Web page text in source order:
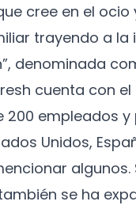
cree en el ocio
trayendo a la
denominada
cuenta con el
empleados y
Unidos,
algunos.
se ha